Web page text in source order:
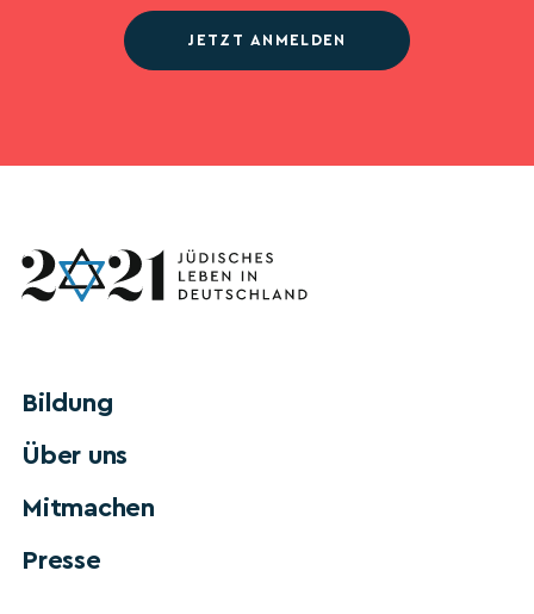
JETZT ANMELDEN
Bildung
Über uns
Mitmachen
Presse